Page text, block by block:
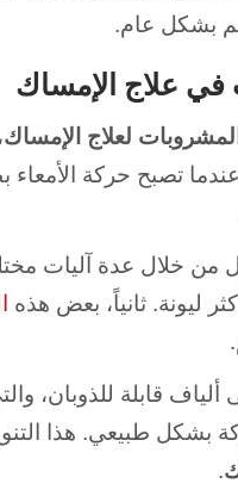
بشكل عام.
في علاج الإمساك
المشروبات لعلاج الإمساك
تصبح حركة الأمعاء
من خلال عدة آليات
ليونة. ثانياً، بعض هذه
قابلة للذوبان،
بشكل طبيعي. هذا
.